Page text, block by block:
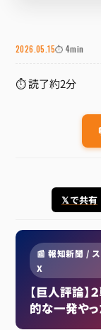
2026.05.15⏱ 4min
⏱ 読了約2分
𝕏 で共有
📰 報知新聞 /
X
【巨人評論】
的な一発や